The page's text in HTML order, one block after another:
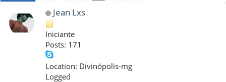
Jean Lxs
Iniciante
Posts: 171
Location: Divinópolis-mg
Logged